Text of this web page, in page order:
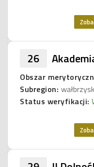
26
Obszar
Subregion:
Status weryfikacji: